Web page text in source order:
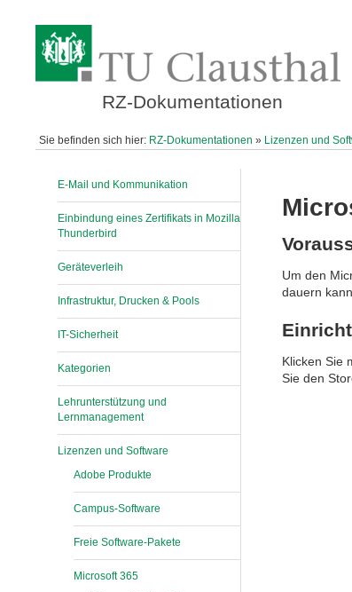
RZ-Dokumentationen
Sie befinden sich hier: RZ-Dokumentationen » Lizenzen und
E-Mail und Kommunikation
Einbindung eines Zertifikats in Mozilla
Thunderbird
Geräteverleih
Infrastruktur, Drucken & Pools
IT-Sicherheit
Kategorien
Lehrunterstützung und
Lernmanagement
Lizenzen und Software
Adobe Produkte
Campus-Software
Freie Software-Pakete
Microsoft 365
Um den
dauern
Klicken Sie
Sie den